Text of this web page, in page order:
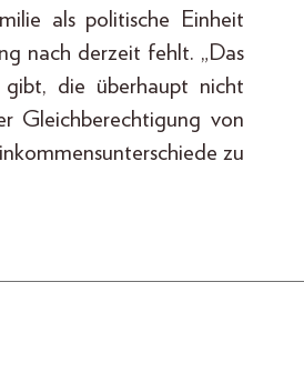
als politische Einheit
nach derzeit fehlt. „Das
die überhaupt nicht
Gleichberechtigung von
zu